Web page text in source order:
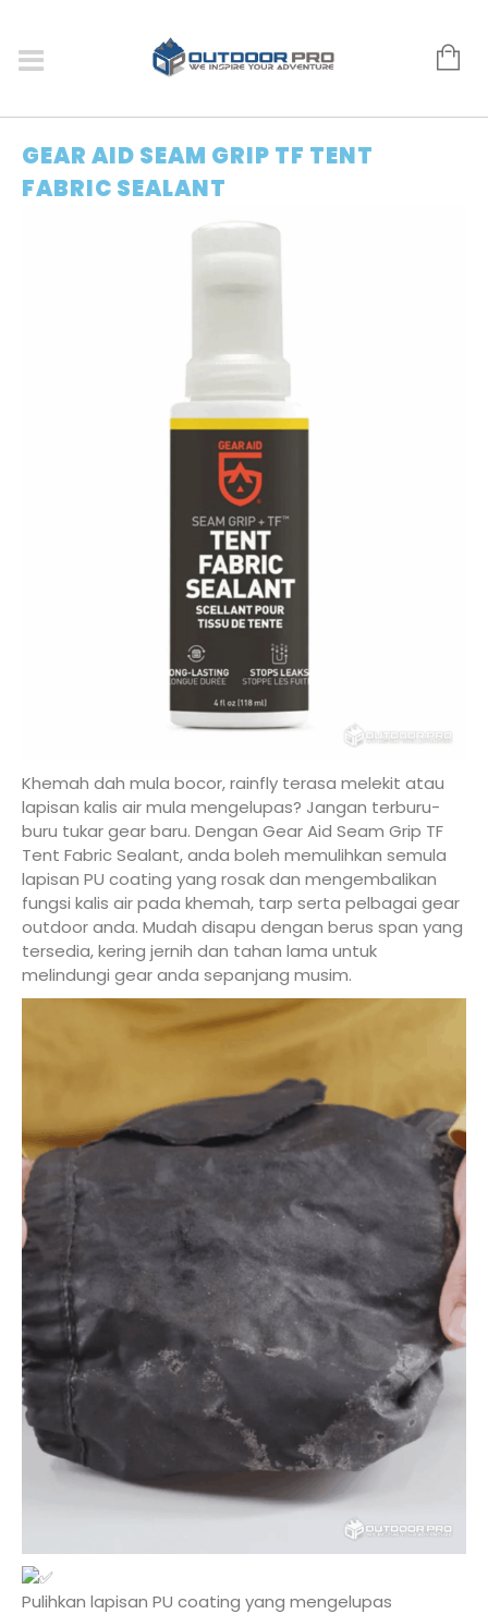
GEAR AID SEAM GRIP TF TENT
FABRIC SEALANT
Khemah dah mula bocor, rainfly terasa melekit atau
lapisan kalis air mula mengelupas? Jangan terburu-
buru tukar gear baru. Dengan Gear Aid Seam Grip TF
Tent Fabric Sealant, anda boleh memulihkan semula
lapisan PU coating yang rosak dan mengembalikan
fungsi kalis air pada khemah, tarp serta pelbagai gear
outdoor anda. Mudah disapu dengan berus span yang
tersedia, kering jernih dan tahan lama untuk
melindungi gear anda sepanjang musim.
Pulihkan lapisan PU coating yang mengelupas